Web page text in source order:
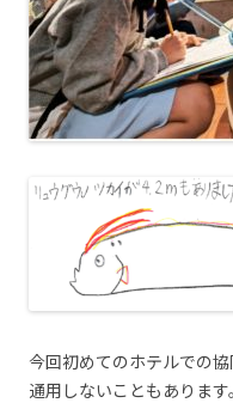
今回初めてのホテルでの
通用しないこともありま